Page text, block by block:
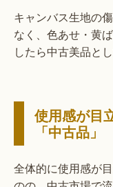
キャンバス生地の
なく、色あせ・黄
したら中古美品と
使用感が目
「中古品」
全体的に使用感が